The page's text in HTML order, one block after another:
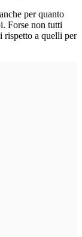
anche per quanto
Forse non tutti
rispetto a quelli per